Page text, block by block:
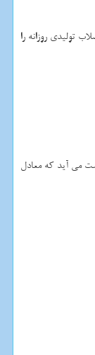
تولیدی روزانه را
150 لیتر می باشد. چنانچه بعد هر خانوار را 4 نفر درنظر بگیریم، تعداد افراد تحت پوشش معادل 40 نفرخواهد بود. بنابراین حجم کل فاضلاب تولیدی روزانه از حاصلضرب عدد 40 در 150 بدست می آید که معادل